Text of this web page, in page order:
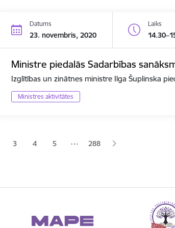
Datums
23. novembris, 2020
Laiks
Ministre piedalās Sadarbības
Izglītības un zinātnes ministre Ilga Šuplinska
Ministres aktivitātes
lapaLapa
3 Lapa
4 Lapa
5 … 288